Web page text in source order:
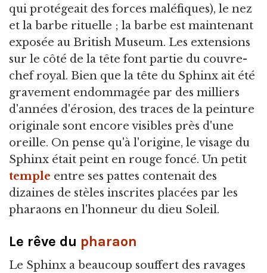
qui protégeait des forces maléfiques), le nez
et la barbe rituelle ; la barbe est maintenant
exposée au British Museum. Les extensions
sur le côté de la tête font partie du couvre-
chef royal. Bien que la tête du Sphinx ait été
gravement endommagée par des milliers
d'années d'érosion, des traces de la peinture
originale sont encore visibles près d'une
oreille. On pense qu'à l'origine, le visage du
Sphinx était peint en rouge foncé. Un petit
temple entre ses pattes contenait des
dizaines de stèles inscrites placées par les
pharaons en l'honneur du dieu Soleil.
Le rêve du pharaon
Le Sphinx a beaucoup souffert des ravages